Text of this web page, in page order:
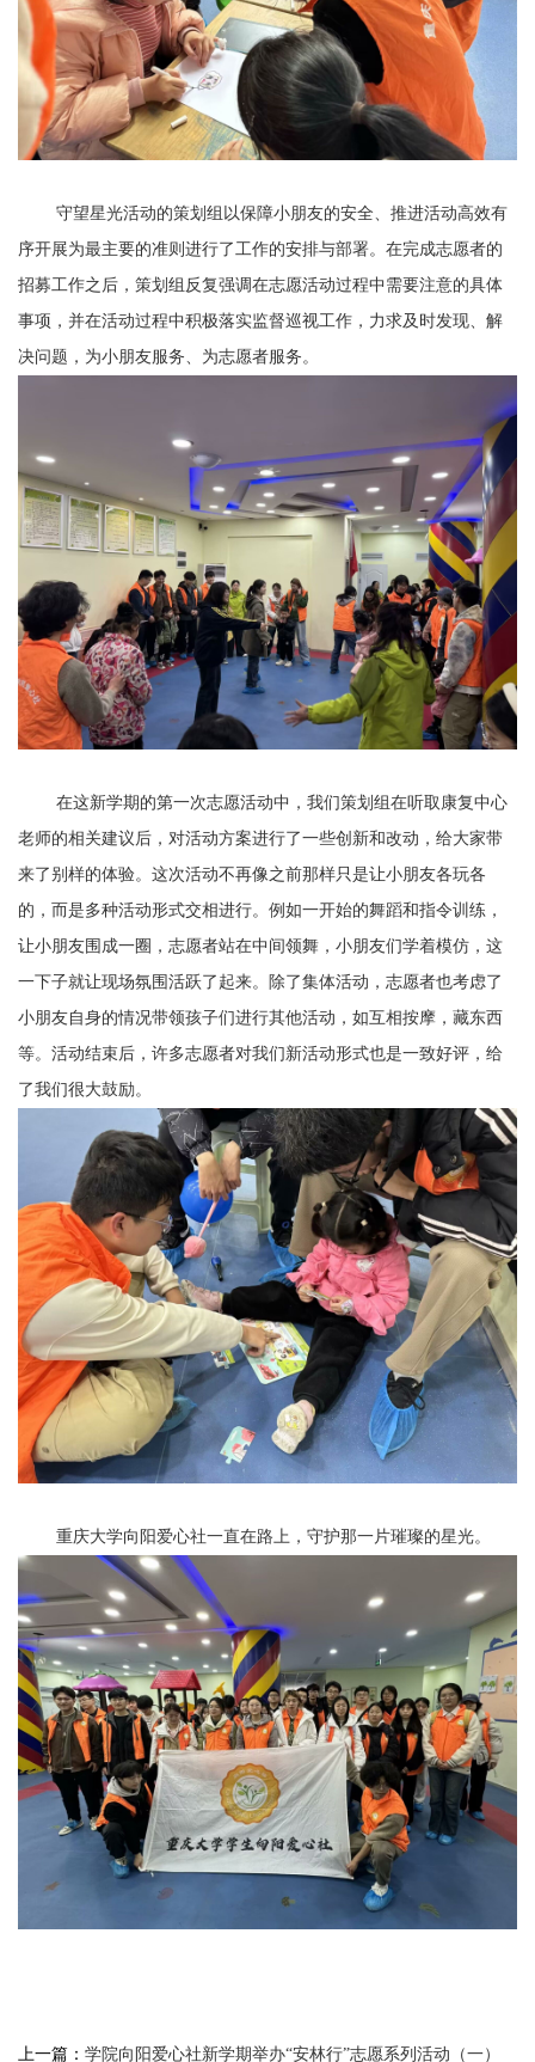
守望星光活动的策划组以保障小朋友的安全、推进活动高效有
序开展为最主要的准则进行了工作的安排与部署。在完成志愿者的
招募工作之后，策划组反复强调在志愿活动过程中需要注意的具体
事项，并在活动过程中积极落实监督巡视工作，力求及时发现、解
决问题，为小朋友服务、为志愿者服务。
在这新学期的第一次志愿活动中，我们策划组在听取康复中心
老师的相关建议后，对活动方案进行了一些创新和改动，给大家带
来了别样的体验。这次活动不再像之前那样只是让小朋友各玩各
的，而是多种活动形式交相进行。例如一开始的舞蹈和指令训练，
让小朋友围成一圈，志愿者站在中间领舞，小朋友们学着模仿，这
一下子就让现场氛围活跃了起来。除了集体活动，志愿者也考虑了
小朋友自身的情况带领孩子们进行其他活动，如互相按摩，藏东西
等。活动结束后，许多志愿者对我们新活动形式也是一致好评，给
了我们很大鼓励。
重庆大学向阳爱心社一直在路上，守护那一片璀璨的星光。
上一篇： 学院向阳爱心社新学期举办“安林行”志愿系列活动（一）